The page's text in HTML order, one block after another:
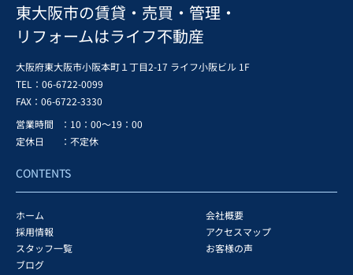
東大阪市の賃貸・売買・管理・
リフォームはライフ不動産
大阪府東大阪市小阪本町１丁目2-17 ライフ小阪ビル 1F
TEL：06-6722-0099
FAX： 06-6722-3330
営業時間
：10：00～19：00
定休日
：不定休
CONTENTS
ホーム
会社概要
採用情報
アクセスマップ
スタッフ一覧
お客様の声
ブログ